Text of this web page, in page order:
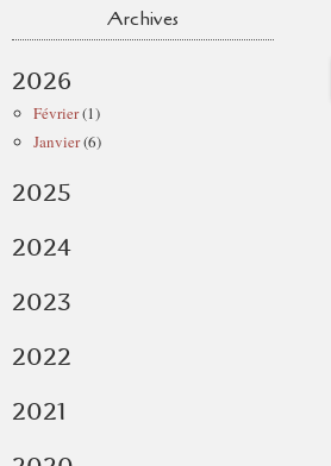
Archives
2026
Février(1)
Janvier(6)
2025
2024
2023
2022
2021